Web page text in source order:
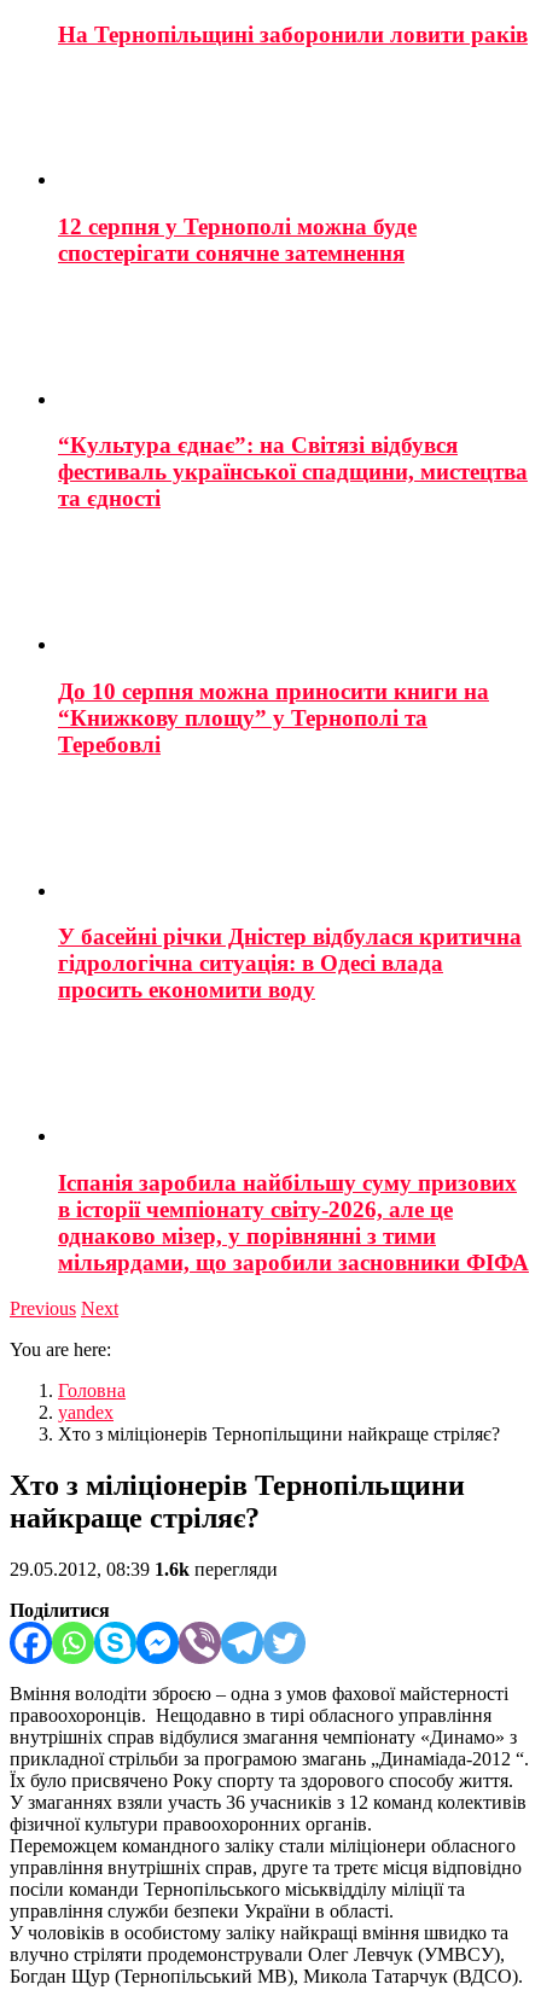
На Тернопільщині заборонили ловити раків
12 серпня у Тернополі можна буде
спостерігати сонячне затемнення
“Культура єднає”: на Світязі відбувся
фестиваль української спадщини, мистецтва
та єдності
До 10 серпня можна приносити книги на
“Книжкову площу” у Тернополі та
Теребовлі
У басейні річки Дністер відбулася критична
гідрологічна ситуація: в Одесі влада
просить економити воду
Іспанія заробила найбільшу суму призових
в історії чемпіонату світу-2026, але це
однаково мізер, у порівнянні з тими
мільярдами, що заробили засновники ФІФА
Previous Next
You are here:
Головна
yandex
Хто з міліціонерів Тернопільщини найкраще стріляє?
Хто з міліціонерів Тернопільщини
найкраще стріляє?
29.05.2012, 08:39 1.6k перегляди
Поділитися
Вміння володіти зброєю – одна з умов фахової майстерності
правоохоронців. Нещодавно в тирі обласного управління
внутрішніх справ відбулися змагання чемпіонату «Динамо» з
прикладної стрільби за програмою змагань „Динаміада-2012 “.
Їх було присвячено Року спорту та здорового способу життя.
У змаганнях взяли участь 36 учасників з 12 команд колективів
фізичної культури правоохоронних органів.
Переможцем командного заліку стали міліціонери обласного
управління внутрішніх справ, друге та третє місця відповідно
посіли команди Тернопільського міськвідділу міліції та
управління служби безпеки України в області.
У чоловіків в особистому заліку найкращі вміння швидко та
влучно стріляти продемонстрували Олег Левчук (УМВСУ),
Богдан Щур (Тернопільський МВ), Микола Татарчук (ВДСО).